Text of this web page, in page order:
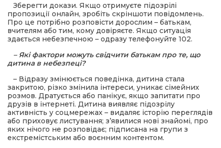
Зберегти докази. Якщо отримуєте підозрілі
пропозиції онлайн, зробіть скріншоти повідомлень.
Про це потрібно розповісти дорослим – батькам,
вчителям або тим, кому довіряєте. Якщо ситуація
здається небезпечною – одразу телефонуйте 102.
– Які фактори можуть свідчити батькам про те, що
дитина в небезпеці?
– Відразу змінюється поведінка, дитина стала
закритою, різко змінила інтереси, уникає сімейних
розмов. Дратується або панікує, якщо запитати про
друзів в інтернеті. Дитина виявляє підозрілу
активність у соцмережах – видаляє історію переглядів
або приховує листування; з’явилися нові знайомі, про
яких нічого не розповідає; підписана на групи з
екстремістським або воєнним контентом.